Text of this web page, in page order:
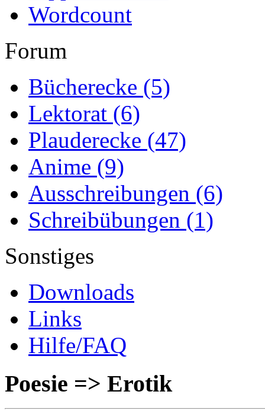
Wordcount
Forum
Bücherecke (5)
Lektorat (6)
Plauderecke (47)
Anime (9)
Ausschreibungen (6)
Schreibübungen (1)
Sonstiges
Downloads
Links
Hilfe/FAQ
Poesie => Erotik